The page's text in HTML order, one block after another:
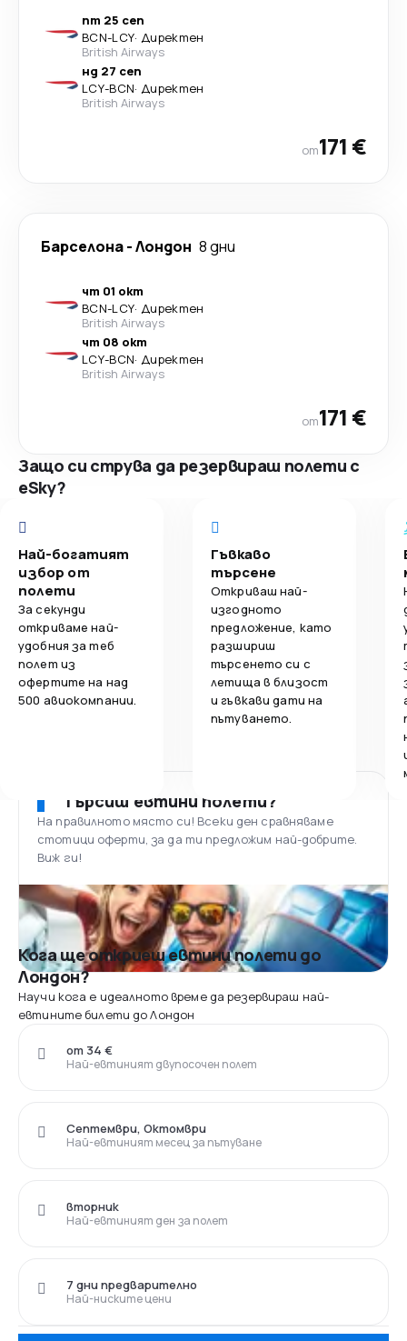
пт 25 сеп
BCN-LCY· Директен
British Airways
нд 27 сеп
LCY-BCN· Директен
British Airways
от171 €
Барселона-Лондон 8 дни
чт 01 окт
BCN-LCY· Директен
British Airways
чт 08 окт
LCY-BCN· Директен
British Airways
от171 €
Защо си струва да резервираш полети с
eSky?
Най-богатият
избор от
полети
За секунди
откриваме най-
удобния за теб
полет из
офертите на над
500 авиокомпании.
Гъвкаво
търсене
Откриваш най-
изгодното
предложение, като
разшириш
търсенето си с
летища в близост
и гъвкави дати на
пътуването.
Търсиш евтини полети?
На правилното място си! Всеки ден сравняваме
стотици оферти, за да ти предложим най-добрите.
Виж ги!
Кога ще откриеш евтини полети до
Лондон?
Научи кога е идеалното време да резервираш най-
евтините билети до Лондон
Най-евтиният двупосочен полет
от 34 €
Най-евтиният месец за пътуване
Септември, Октомври
Най-евтиният ден за полет
вторник
Най-ниските цени
7 дни предварително